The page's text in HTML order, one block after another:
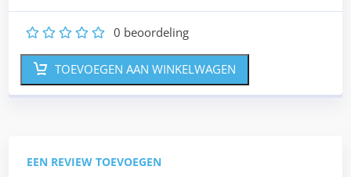
5
4
3
2 0 beoordeling
TOEVOEGEN AAN WINKELWAGEN
EEN REVIEW TOEVOEGEN